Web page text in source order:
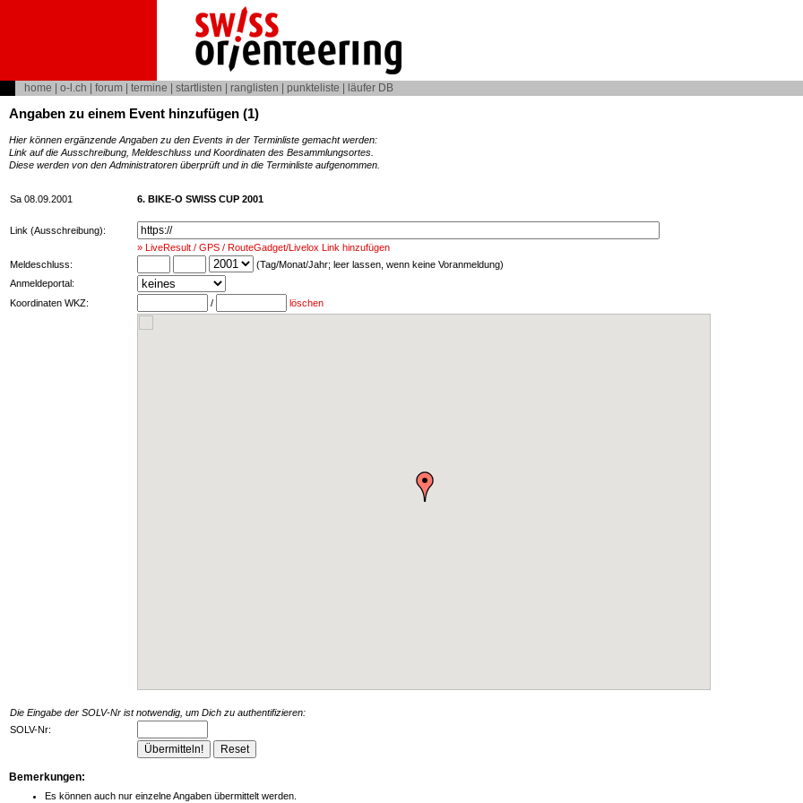
home o-l.ch forum termine startlisten ranglisten punkteliste läufer DB
Angaben zu einem Event hinzufügen (1)
Hier können ergänzende Angaben zu den Events in der Terminliste gemacht werden:
Link auf die Ausschreibung, Meldeschluss und Koordinaten des Besammlungsortes.
Diese werden von den Administratoren überprüft und in die Terminliste aufgenommen.
Sa 08.09.2001 6. BIKE-O SWISS CUP 2001
Link (Ausschreibung):
» LiveResult / GPS / RouteGadget/Livelox Link hinzufügen
Meldeschluss:
(Tag/Monat/Jahr; leer lassen, wenn keine Voranmeldung)
Anmeldeportal:
Koordinaten WKZ:
/ löschen
Die Eingabe der SOLV-Nr ist notwendig, um Dich zu authentifizieren:
SOLV-Nr:
Bemerkungen:
Es können auch nur einzelne Angaben übermittelt werden.